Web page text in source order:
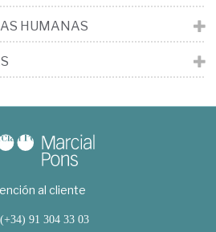
HUMANAS
al cliente
(+34) 91 304 33 03